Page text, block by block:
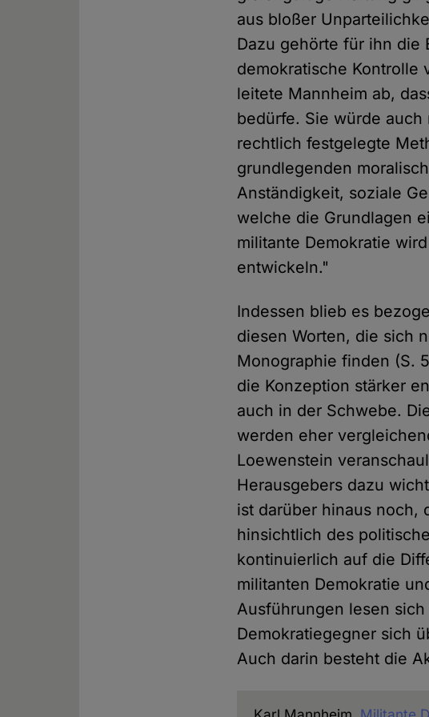
aus bloßer
Dazu gehörte für ihn die
demokratische Kontrolle
leitete Mannheim ab,
bedürfe. Sie würde
rechtlich festgelegte
grundlegenden
Anständigkeit, soziale
welche die Grundlagen
militante Demokratie
entwickeln."
Indessen blieb es
diesen Worten, die sich
Monographie finden (S.
die Konzeption stärker
auch in der Schwebe.
werden eher
Loewenstein
Herausgebers dazu
ist darüber hinaus noch,
hinsichtlich des
kontinuierlich auf die
militanten Demokratie
Ausführungen lesen
Demokratiegegner sich
Auch darin besteht die